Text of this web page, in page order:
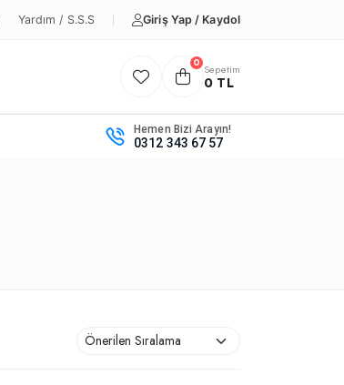
Yardım / S.S.S Giriş Yap / Kaydol
0 Sepetim
0 TL
Hemen Bizi Arayın!
0312 343 67 57